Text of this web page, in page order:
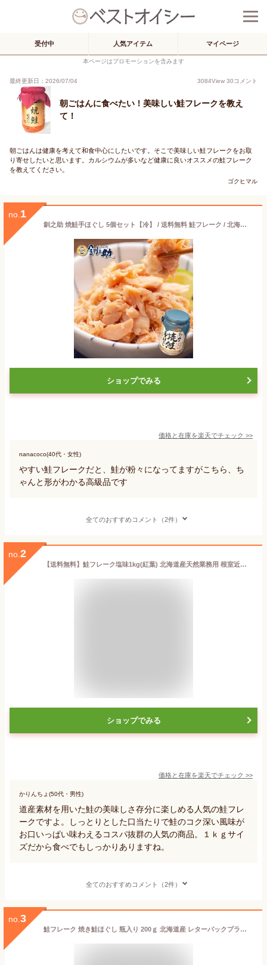
受付中 人気アイテム マイページ
本ページはプロモーションを含みます
最終更新日：2026/07/04 3084View 30コメント
朝ごはんに食べたい！美味しい鮭フレークを教え
て！
朝ごはんは健康を考えて和食中心にしたいです。そこで美味しい鮭フレークをお取
り寄せしたいと思います。カルシウムが多いなど健康に良いオススメの鮭フレーク
を教えてください。
ゴクヒマル
no. 1
釧之助 焼鮭手ほぐし 5個セット【冷】 / 送料無料 鮭フレーク / 北海道土産 せんのすけ 釧路 プレゼント メッセージカード
ショップでみる
価格と在庫を楽天でチェック >>
nanacoco(40代・女性)
やすい鮭フレークだと、鮭が粉々になってますがこちら、ち
ゃんと形がわかる高級品です
全てのおすすめコメント（2件）
no. 2
【送料無料】鮭フレーク塩味1kg(紅葉) 北海道産天然業務用 根室近海獲り 北海道.鮭フレーク1kg 大容量のメガ盛り！ 北海道 保存食 お取り寄せグルメ セット 詰め合わせ おにぎり 訳ありじゃない プレゼント ギフト 送料無料
ショップでみる
価格と在庫を楽天でチェック >>
かりんちょ(50代・男性)
道産素材を用いた鮭の美味しさ存分に楽しめる人気の鮭フレ
ークですよ。しっとりとした口当たりで鮭のコク深い風味が
お口いっぱい味わえるコスパ抜群の人気の商品。１ｋｇサイ
ズだから食べでもしっかりありますね。
全てのおすすめコメント（2件）
no. 3
鮭フレーク 焼き鮭ほぐし 瓶入り 200ｇ 北海道産 レターパックプラス便 サケフレーク さけフレーク やきさけほぐし 焼きさけほぐし